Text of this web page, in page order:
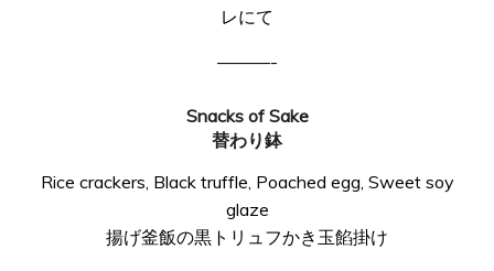
レにて
———-
Snacks of Sake
替わり鉢
Rice crackers, Black truffle, Poached egg, Sweet soy
glaze
揚げ釜飯の黒トリュフかき玉餡掛け